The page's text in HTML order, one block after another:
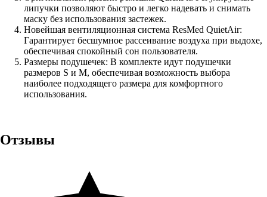
липучки позволяют быстро и легко надевать и снимать
маску без использования застежек.
Новейшая вентиляционная система ResMed QuietAir:
Гарантирует бесшумное рассеивание воздуха при выдохе,
обеспечивая спокойный сон пользователя.
Размеры подушечек: В комплекте идут подушечки
размеров S и M, обеспечивая возможность выбора
наиболее подходящего размера для комфортного
использования.
Отзывы